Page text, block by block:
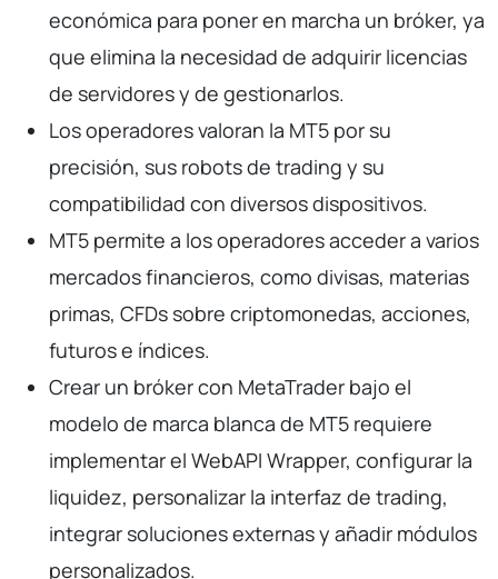
económica para poner en marcha un bróker, ya
que elimina la necesidad de adquirir licencias
de servidores y de gestionarlos.
Los operadores valoran la MT5 por su
precisión, sus robots de trading y su
compatibilidad con diversos dispositivos.
MT5 permite a los operadores acceder a varios
mercados financieros, como divisas, materias
primas, CFDs sobre criptomonedas, acciones,
futuros e índices.
Crear un bróker con MetaTrader bajo el
modelo de marca blanca de MT5 requiere
implementar el WebAPI Wrapper, configurar la
liquidez, personalizar la interfaz de trading,
integrar soluciones externas y añadir módulos
personalizados.